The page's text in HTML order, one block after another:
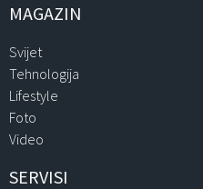
MAGAZIN
Svijet
Tehnologija
Lifestyle
Foto
Video
SERVISI